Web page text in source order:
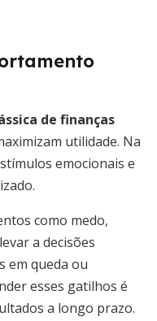
de finanças
utilidade. Na
emocionais e
como medo,
a decisões
em queda ou
esses gatilhos é
a longo prazo.